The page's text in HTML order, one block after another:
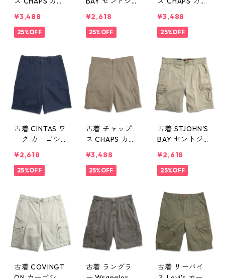
ツ ハーフパン
ツ グレー 表
6449n w50625
¥3,488
25%OFF
ゴショートパン
ツ ハーフパン
記：W32 gd4
06448n w506
25
¥2,618
25%OFF
ツ ハーフパン
ツ グレー 表
¥3,488
25%OFF
古着 CINTAS ワ
ーク カーゴシ
ハーフパンツ
ネイビー 表
6403n w50621
¥2,618
25%OFF
古着 チャップ
ス CHAPS カー
ツ ハーフパン
ツ ベージュ 表
¥3,488
25%OFF
古着 STJOHN'S
BAY セントジョ
ゴショートパン
ツ ハーフパン
記：34 gd40
6351n w50617
¥2,618
25%OFF
古着 COVINGT
古着 ラングラ
古着 リーバイ